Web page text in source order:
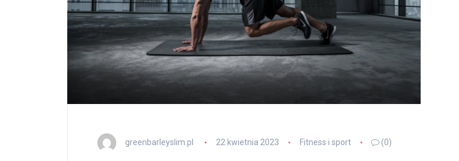
greenbarleyslim.pl 22 kwietnia 2023 Fitness i sport (0)